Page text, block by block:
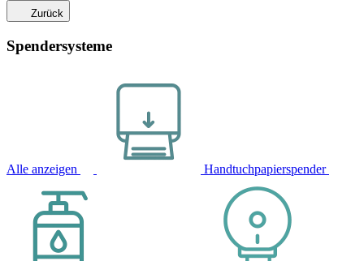
Zurück
Spendersysteme
Alle anzeigen Handtuchpapierspender